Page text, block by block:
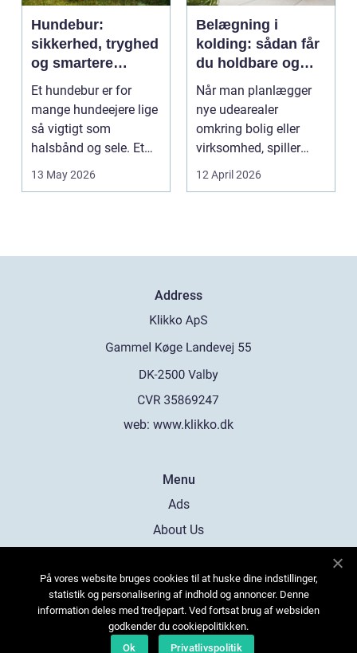
Hundebur:
sikkerhed, tryghed
og smartere
hverdag med hund
Et hundebur er for
mange hundeejere lige
så vigtigt som
halsbånd og sele. Et
godt bur gi...
13 May 2026
Belægning i
kolding: sådan får
du holdbare og
flotte udearealer
Når man planlægger
nye udearealer
omkring bolig eller
virksomhed, spiller
belægningen en helt
centra...
12 April 2026
Address
web: www.klikko.dk
Menu
Ads
About Us
Contact
Sitemap
På vores website bruges cookies til at huske dine indstillinger,
statistik og personalisering af indhold og annoncer. Denne
information deles med tredjepart. Ved fortsat brug af websiden
godkender du cookiepolitikken.
Ok
Privatlivspolitik